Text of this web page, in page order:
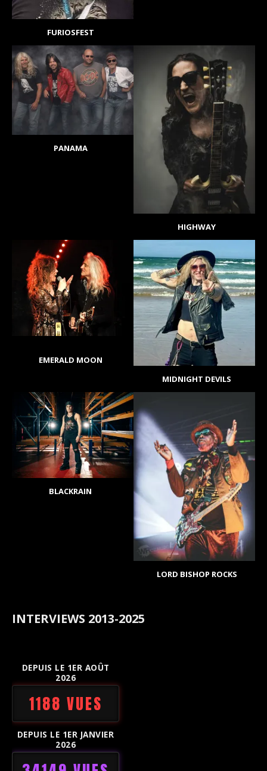
FURIOSFEST
PANAMA
HIGHWAY
EMERALD MOON
MIDNIGHT DEVILS
BLACKRAIN
LORD BISHOP ROCKS
INTERVIEWS 2013-2025
DEPUIS LE 1ER AOÛT
2026
1188 VUES
DEPUIS LE 1ER JANVIER
2026